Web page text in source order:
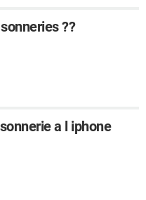
??
a l iphone